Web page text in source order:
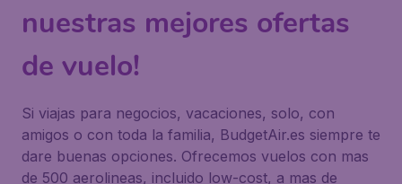
nuestras mejores ofertas
de vuelo!
Si viajas para negocios, vacaciones, solo, con
amigos o con toda la familia, BudgetAir.es siempre te
dare buenas opciones. Ofrecemos vuelos con mas
de 500 aerolineas, incluido low-cost, a mas de